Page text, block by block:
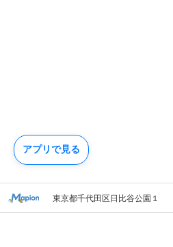
東京都千代田区日比谷公園１
アプリで見る